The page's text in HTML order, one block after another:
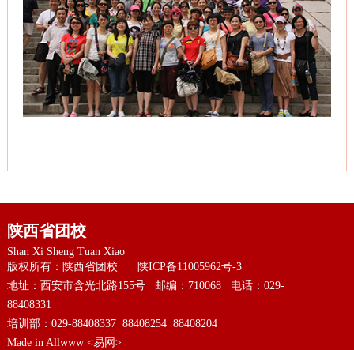
陕西省团校
Shan Xi Sheng Tuan Xiao
版权所有：陕西省团校
陕ICP备11005962号-3
地址：西安市含光北路155号 邮编：710068 电话：029-
88408331
培训部：029-88408337 88408254 88408204
Made in Allwww <易网>